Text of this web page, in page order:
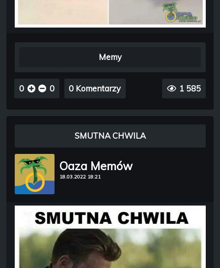
Memy
0 0 0 Komentarzy 1 585
Oaza Memów
18.03.2022 18:21
SMUTNA CHWILA